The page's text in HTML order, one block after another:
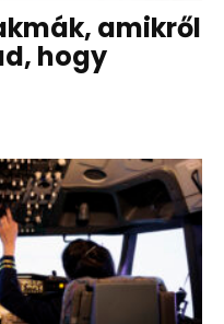
amikről
hogy